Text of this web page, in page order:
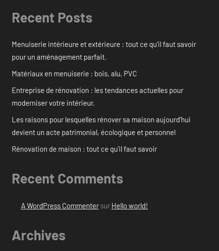
Recent Posts
Menuiserie intérieure et extérieure : tout ce qu’il faut savoir
pour un aménagement parfait.
Matériaux en menuiserie : bois, alu, PVC
Entreprise de rénovation : les tendances actuelles pour
moderniser votre intérieur.
Les raisons pour lesquelles rénover sa maison aujourd’hui
devient un acte patrimonial, écologique et personnel
Rénovation de maison : tout ce qu’il faut savoir
Recent Comments
A WordPress Commentersur Hello world!
Archives